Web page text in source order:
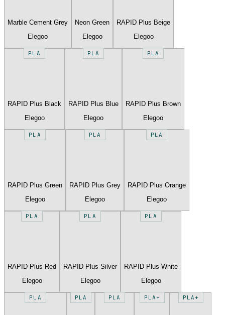
Marble Cement Grey
Elegoo
Neon Green
Elegoo
RAPID Plus Beige
Elegoo
PLA
RAPID Plus Black
Elegoo
PLA
RAPID Plus Blue
Elegoo
PLA
RAPID Plus Brown
Elegoo
PLA
RAPID Plus Green
Elegoo
PLA
RAPID Plus Grey
Elegoo
PLA
RAPID Plus Orange
Elegoo
PLA
RAPID Plus Red
Elegoo
PLA
RAPID Plus Silver
Elegoo
PLA
RAPID Plus White
Elegoo
PLA PLA PLA PLA+ PLA+